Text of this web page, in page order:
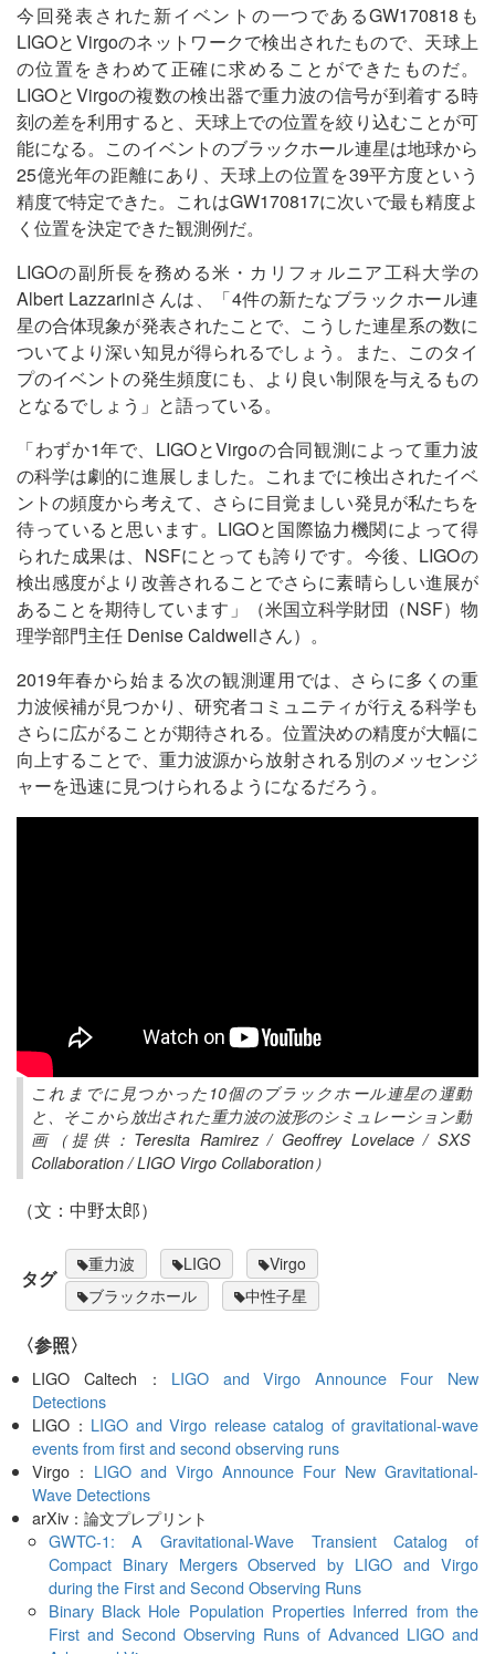
今回発表された新イベントの一つであるGW170818も
LIGOとVirgoのネットワークで検出されたもので、天球上
の位置をきわめて正確に求めることができたものだ。
LIGOとVirgoの複数の検出器で重力波の信号が到着する時
刻の差を利用すると、天球上での位置を絞り込むことが可
能になる。このイベントのブラックホール連星は地球から
25億光年の距離にあり、天球上の位置を39平方度という
精度で特定できた。これはGW170817に次いで最も精度よ
く位置を決定できた観測例だ。
LIGOの副所長を務める米・カリフォルニア工科大学の
Albert Lazzariniさんは、「4件の新たなブラックホール連
星の合体現象が発表されたことで、こうした連星系の数に
ついてより深い知見が得られるでしょう。また、このタイ
プのイベントの発生頻度にも、より良い制限を与えるもの
となるでしょう」と語っている。
「わずか1年で、LIGOとVirgoの合同観測によって重力波
の科学は劇的に進展しました。これまでに検出されたイベ
ントの頻度から考えて、さらに目覚ましい発見が私たちを
待っていると思います。LIGOと国際協力機関によって得
られた成果は、NSFにとっても誇りです。今後、LIGOの
検出感度がより改善されることでさらに素晴らしい進展が
あることを期待しています」（米国立科学財団（NSF）物
理学部門主任 Denise Caldwellさん）。
2019年春から始まる次の観測運用では、さらに多くの重
力波候補が見つかり、研究者コミュニティが行える科学も
さらに広がることが期待される。位置決めの精度が大幅に
向上することで、重力波源から放射される別のメッセンジ
ャーを迅速に見つけられるようになるだろう。
これまでに見つかった10個のブラックホール連星の運動
と、そこから放出された重力波の波形のシミュレーション動
画（提供：Teresita Ramirez / Geoffrey Lovelace / SXS
Collaboration / LIGO Virgo Collaboration）
（文：中野太郎）
タグ
重力波 LIGO
Virgo
ブラックホール
中性子星
〈参照〉
LIGO Caltech： LIGO and Virgo Announce Four New
Detections
LIGO： LIGO and Virgo release catalog of gravitational-wave
events from first and second observing runs
Virgo： LIGO and Virgo Announce Four New Gravitational-
Wave Detections
arXiv：論文プレプリント
GWTC-1: A Gravitational-Wave Transient Catalog of
Compact Binary Mergers Observed by LIGO and Virgo
during the First and Second Observing Runs
Binary Black Hole Population Properties Inferred from the
First and Second Observing Runs of Advanced LIGO and